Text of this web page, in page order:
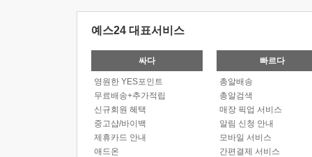
예스24 대표서비스
싸다
영원한 YES포인트
무료배송+추가적립
신규회원 혜택
중고샵/바이백
제휴카드 안내
애드온
빠르다
총알배송
총알검색
매장 픽업 서비스
알림 신청 안내
모바일 서비스
간편결제 서비스